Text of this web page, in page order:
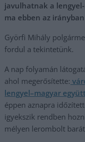
javulhatnak a
ma ebben az
Györfi Mihály
fordul a tekintetünk.
A nap folyamán
ahol megerősítette:
lengyel–magyar
éppen aznapra
igyekszik rendben
mélyen lerombolt